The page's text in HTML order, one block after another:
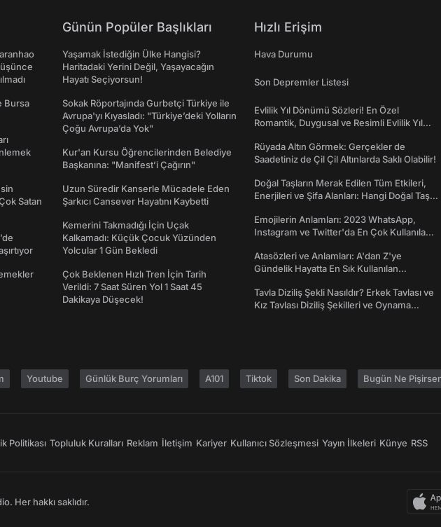
Bursa
Satan
Günün Popüler Başlıkları
Yaşamak İstediğin Ülke Hangisi?
Haritadaki Yerini Değil, Yaşayacağın
Hayatı Seçiyorsun!
Sokak Röportajında Gurbetçi Türkiye ile
Avrupa'yı Kıyasladı: "Türkiye’deki Yolların
Çoğu Avrupa’da Yok"
Kur'an Kursu Öğrencilerinden Belediye
Başkanına: "Manifest’i Çağırın"
Uzun Süredir Kanserle Mücadele Eden
Şarkıcı Cansever Hayatını Kaybetti
Kemerini Takmadığı İçin Uçak
Kalkamadı: Küçük Çocuk Yüzünden
Yolcular 1 Gün Bekledi
Çok Beklenen Hızlı Tren İçin Tarih
Verildi: 7 Saat Süren Yol 1 Saat 45
Dakikaya Düşecek!
Hızlı Erişim
Hava Durumu
Son Depremler Listesi
Evlilik Yıl Dönümü Sözleri! En Özel
Romantik, Duygusal ve Resimli Evlilik Yıl
Rüyada Altın Görmek: Gerçekler de
Saadetiniz de Çil Çil Altınlarda Saklı Olabilir!
Doğal Taşların Merak Edilen Tüm Etkileri,
Enerjileri ve Şifa Alanları: Hangi Doğal Taş
Emojilerin Anlamları: 2023 WhatsApp,
Instagram ve Twitter'da En Çok Kullanılan
Atasözleri ve Anlamları: A'dan Z'ye
Gündelik Hayatta En Sık Kullanılan
Tavla Diziliş Şekli Nasıldır? Erkek Tavlası ve
Kız Tavlası Diziliş Şekilleri ve Oynama
Youtube Günlük Burç Yorumları A101 Tiktok Son Dakika Bugün Ne
Politikası Topluluk Kuralları Reklam İletişim Kariyer Kullanıcı Sözleşmesi Yayın İlkeleri Künye RSS
Her hakkı saklıdır.